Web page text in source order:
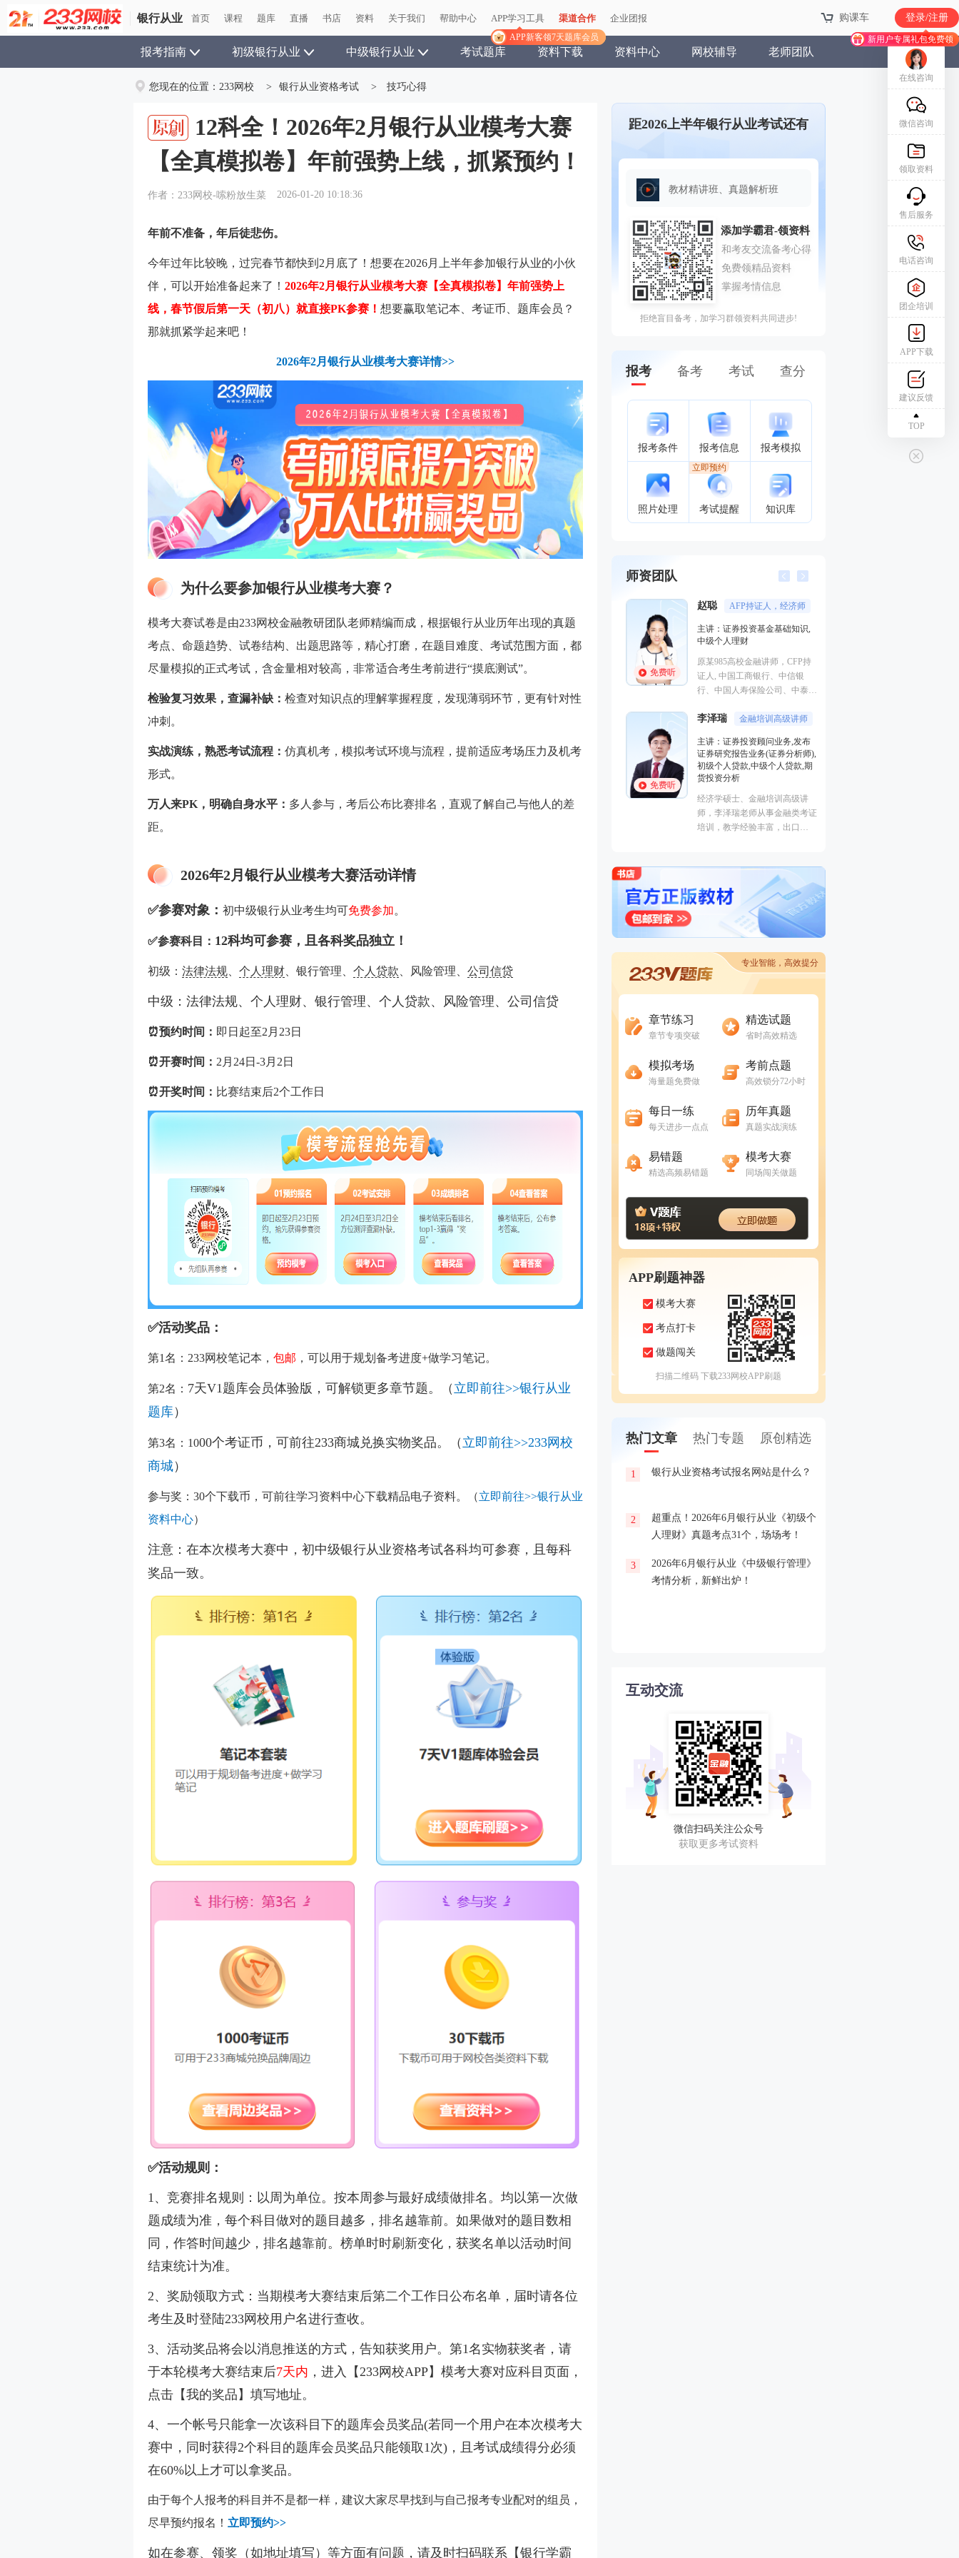
银行从业 首页 课程 题库 直播 书店 资料 关于我们 帮助中心 APP学习工具
APP新客领7天题库会员
渠道合作 企业团报 购课车 登录/注册
新用户专属礼包免费领
银行从业 首页 课程 题库 直播 书店 资料 关于我们 帮助中心 APP学习工具
APP新客领7天题库会员
渠道合作 企业团报 购课车 登录/注册
新用户专属礼包免费领
报考指南 初级银行从业 中级银行从业 考试题库 资料下载 资料中心 网校辅导 老师团队
您现在的位置： 233网校 > 银行从业资格考试 > 技巧心得
12科全！2026年2月银行从业模考大赛
【全真模拟卷】年前强势上线，抓紧预约！
作者：233网校-嗦粉放生菜 2026-01-20 10:18:36
年前不准备，年后徒悲伤。
今年过年比较晚，过完春节都快到2月底了！想要在2026月上半年参加银行从业的小伙
伴，可以开始准备起来了！ 2026年2月银行从业模考大赛【全真模拟卷】年前强势上
线，春节假后第一天（初八）就直接PK参赛！ 想要赢取笔记本、考证币、题库会员？
那就抓紧学起来吧！
2026年2月银行从业模考大赛详情>>
为什么要参加银行从业模考大赛？
模考大赛试卷是由233网校金融教研团队老师精编而成，根据银行从业历年出现的真题
考点、命题趋势、试卷结构、出题思路等，精心打磨，在题目难度、考试范围方面，都
尽量模拟的正式考试，含金量相对较高，非常适合考生考前进行“摸底测试”。
检验复习效果，查漏补缺： 检查对知识点的理解掌握程度，发现薄弱环节，更有针对性
冲刺。
实战演练，熟悉考试流程： 仿真机考，模拟考试环境与流程，提前适应考场压力及机考
形式。
万人来PK，明确自身水平： 多人参与，考后公布比赛排名，直观了解自己与他人的差
距。
2026年2月银行从业模考大赛活动详情
✅参赛对象： 初中级银行从业考生均可免费参加。
✅参赛科目： 12科均可参赛，且各科奖品独立！
初级： 法律法规 个人理财 、银行管理、 个人贷款 、风险管理、 公司信贷
中级：法律法规、个人理财、银行管理、个人贷款、风险管理、公司信贷
⏰预约时间： 即日起至2月23日
⏰开赛时间： 2月24日-3月2日
⏰开奖时间： 比赛结束后2个工作日
✅活动奖品：
第1名：233网校笔记本， 包邮 ，可以用于规划备考进度+做学习笔记。
第2名： 7天V1题库会员体验版，可解锁更多章节题。（ 立即前往>>银行从业
题库）
第3名：1000个考证币，可前往233商城兑换实物奖品。（ 立即前往>>233网校
商城）
参与奖：30个下载币，可前往学习资料中心下载精品电子资料。（立即前往>>银行从业
资料中心）
注意：在本次模考大赛中，初中级银行从业资格考试各科均可参赛，且每科
奖品一致。
✅活动规则：
1、竞赛排名规则：以周为单位。按本周参与最好成绩做排名。均以第一次做
题成绩为准，每个科目做对的题目越多，排名越靠前。如果做对的题目数相
同，作答时间越少，排名越靠前。榜单时时刷新变化，获奖名单以活动时间
结束统计为准。
2、奖励领取方式：当期模考大赛结束后第二个工作日公布名单，届时请各位
考生及时登陆233网校用户名进行查收。
3、活动奖品将会以消息推送的方式，告知获奖用户。第1名实物获奖者，请
于本轮模考大赛结束后7天内 ，进入【233网校APP】模考大赛对应科目页面，
点击【我的奖品】填写地址。
4、 一个帐号只能拿一次该科目下的题库会员奖品(若同一个用户在本次模考大
赛中，同时获得2个科目的题库会员奖品只能领取1次)，且考试成绩得分必须
在60%以上才可以拿奖品。
由于每个人报考的科目并不是都一样，建议大家尽早找到与自己报考专业配对的组员，
尽早预约报名！ 立即预约>>
如在参赛、领奖（如地址填写 ）等方面有问题，请及时扫码联系【银行学霸
距2026上半年银行从业考试还有
教材精讲班、真题解析班
拒绝盲目备考，加学习群领资料共同进步!
报考 备考 考试 查分
报考条件 报考信息 报考模拟
照片处理 考试提醒
立即预约
知识库
师资团队
免费听
赵聪 AFP持证人，经济师
主讲：证券投资基金基础知识,
中级个人理财
原某985高校金融讲师，CFP持
证人, 中国工商银行、中信银
行、中国人寿保险公司、中泰证
聘内训讲师。
免费听
李泽瑞 金融培训高级讲师
主讲：证券投资顾问业务,发布
证券研究报告业务(证券分析师),
初级个人贷款,中级个人贷款,期
货投资分析
经济学硕士、金融培训高级讲
师，李泽瑞老师从事金融类考证
培训，教学经验丰富，出口
学员称被讲课耽误的“德云社”编
专业智能，高效提分
章节练习
章节专项突破
精选试题
省时高效精选
模拟考场
海量题免费做
考前点题
高效锁分72小时
每日一练
每天进步一点点
历年真题
真题实战演练
易错题
精选高频易错题
模考大赛
同场闯关做题
APP刷题神器
模考大赛
考点打卡
做题闯关
扫描二维码 下载233网校APP刷题
热门文章 热门专题 原创精选
1 银行从业资格考试报名网站是什么？
2
超重点！2026年6月银行从业《初级个
人理财》真题考点31个，场场考！
3
2026年6月银行从业《中级银行管理》
考情分析，新鲜出炉！
互动交流
微信扫码关注公众号
获取更多考试资料
在线咨询
微信咨询
领取资料
售后服务
电话咨询
团企培训
APP下载
建议反馈
TOP